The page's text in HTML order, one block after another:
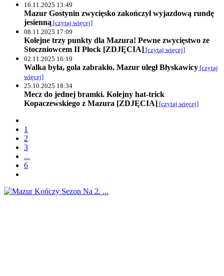
16.11.2025 13:49
Mazur Gostynin zwycięsko zakończył wyjazdową rundę
jesienną [czytaj więcej]
08.11.2025 17:09
Kolejne trzy punkty dla Mazura! Pewne zwycięstwo ze
Stoczniowcem II Płock [ZDJĘCIA] [czytaj więcej]
02.11.2025 16:19
Walka była, gola zabrakło. Mazur uległ Błyskawicy [czytaj
więcej]
25.10.2025 18:34
Mecz do jednej bramki. Kolejny hat-trick
Kopaczewskiego z Mazura [ZDJĘCIA] [czytaj więcej]
1
2
3
...
6